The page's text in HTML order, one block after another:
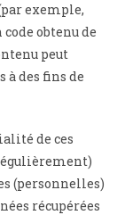
exemple,
obtenu de
peut
des fins de
de ces
(personnelles)
récupérées